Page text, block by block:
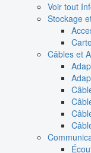
Voir tout
Stockage
Câbles et